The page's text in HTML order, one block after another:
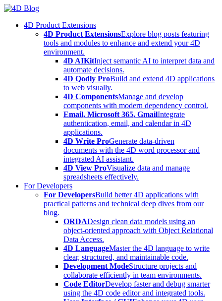
Skip
content4D Product Extensions
4D Product ExtensionsExplore blog posts featuring
tools and modules to enhance and extend your 4D
environment.
4D AIKitInject semantic AI to interpret data and
automate decisions.
4D Qodly ProBuild and extend 4D applications
to web visually.
4D ComponentsManage and develop
components with modern dependency control.
Email, Microsoft 365, GmailIntegrate
authentication, email, and calendar in 4D
applications.
4D Write ProGenerate data-driven
documents with the 4D word processor and
integrated AI assistant.
4D View ProVisualize data and manage
spreadsheets effectively.
For Developers
For DevelopersBuild better 4D applications with
practical patterns and technical deep dives from our
blog.
ORDADesign clean data models using an
object-oriented approach with Object Relational
Data Access.
4D LanguageMaster the 4D language to write
clear, structured, and maintainable code.
Development ModeStructure projects and
collaborate efficiently in team environments.
Code EditorDevelop faster and debug smarter
using the 4D code editor and integrated tools.